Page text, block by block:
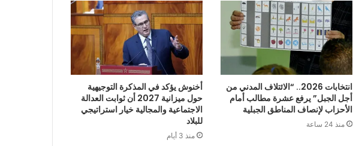
انتخابات 2026.. “الائتلاف المدني من
أجل الجبل” يرفع عشرة مطالب أمام
الأحزاب لإنصاف المناطق الجبلية
منذ 24 ساعة
أخنوش يؤكد في المذكرة التوجيهية
حول ميزانية 2027 أن ثوابت العدالة
الاجتماعية والمجالية خيار استراتيجي
للبلاد
منذ 3 أيام